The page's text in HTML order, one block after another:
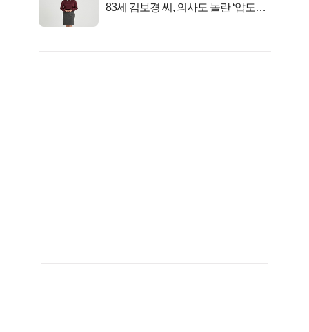
83세 김보경 씨, 의사도 놀란 ‘압도적